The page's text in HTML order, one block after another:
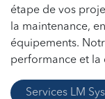
étape de vos
la maintenance,
équipements.
performance et la
Services LM